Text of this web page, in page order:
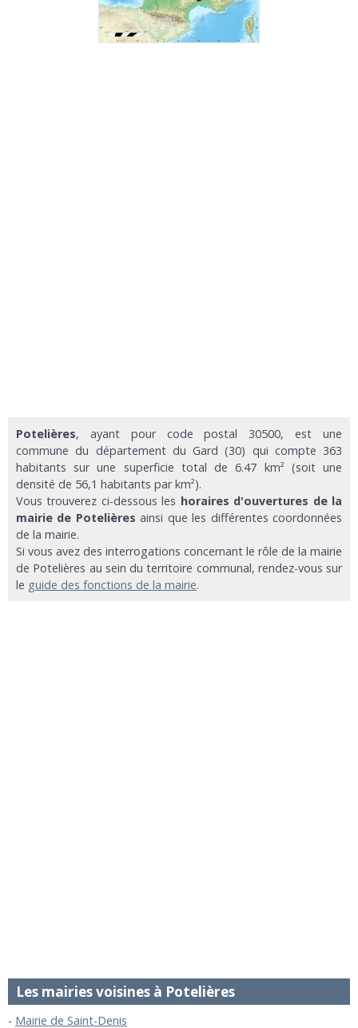
Potelières, ayant pour code postal 30500, est une
commune du département du Gard (30) qui compte 363
habitants sur une superficie total de 6.47 km² (soit une
densité de 56,1 habitants par km²).
Vous trouverez ci-dessous les horaires d'ouvertures de la
mairie de Potelières ainsi que les différentes coordonnées
de la mairie.
Si vous avez des interrogations concernant le rôle de la mairie
de Potelières au sein du territoire communal, rendez-vous sur
le guide des fonctions de la mairie.
Les mairies voisines à Potelières
Mairie de Saint-Denis